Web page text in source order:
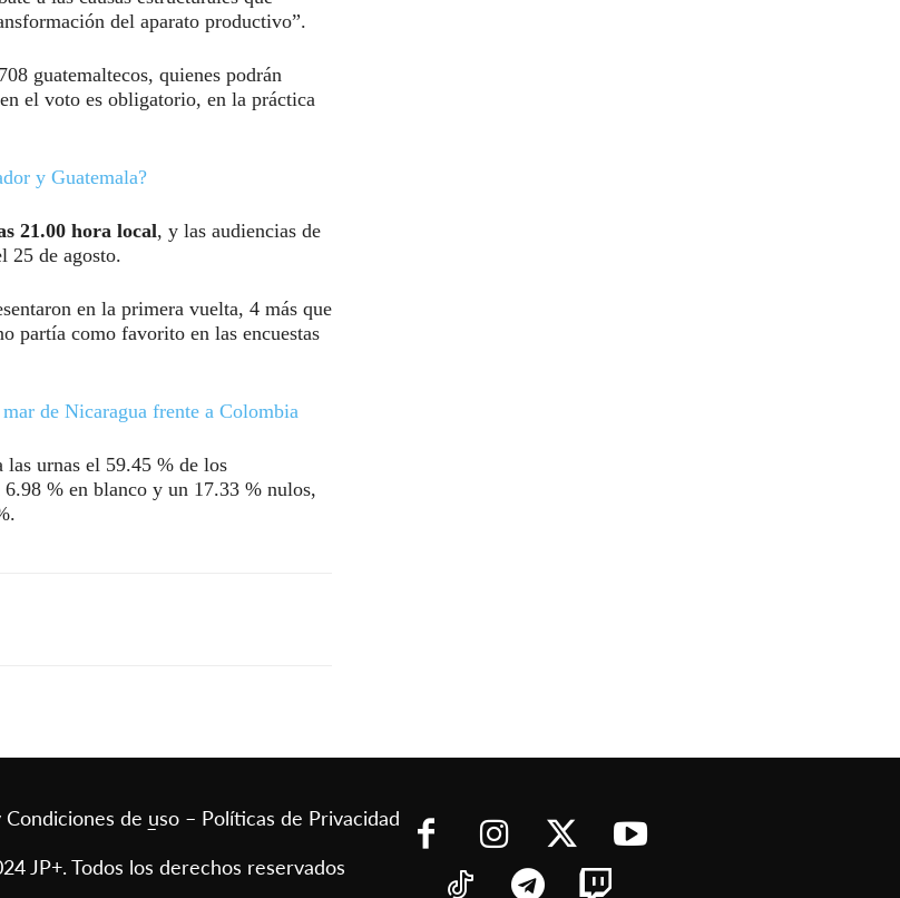
del aparato productivo”.
guatemaltecos, quienes podrán
el voto es obligatorio, en la práctica
y Guatemala?
21.00 hora local, y las audiencias de
25 de agosto.
en la primera vuelta, 4 más que
partía como favorito en las encuestas
de Nicaragua frente a Colombia
urnas el 59.45 % de los
% en blanco y un 17.33 % nulos,
Condiciones de uso – Políticas de Privacidad
–
JP+. Todos los derechos reservados